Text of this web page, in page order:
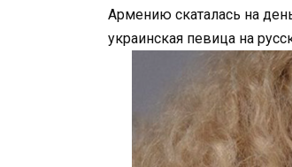
Армению скаталась на
украинская певица на